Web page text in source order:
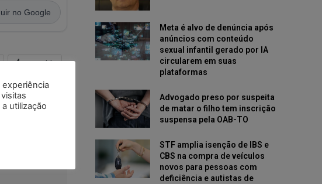
no Google
Tumblr
Meta é alvo de denúncia após
anúncios com conteúdo
sexual infantil gerado por IA
circularem em suas
plataformas
Advogado preso por suspeita
de matar o filho tem inscrição
suspensa pela OAB-TO
STF amplia isenção de IBS e
CBS na compra de veículos
novos para pessoas com
deficiência e autistas de
utilização